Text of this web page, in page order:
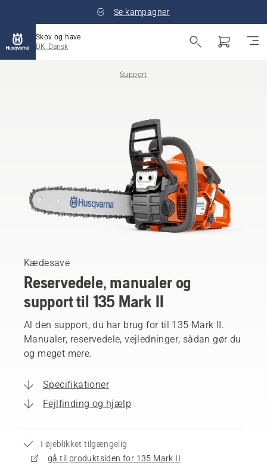
Se kampagner
Skov og have
DK, Dansk
Support
Kædesave
Reservedele, manualer og
support til 135 Mark II
Al den support, du har brug for til 135 Mark II.
Manualer, reservedele, vejledninger, sådan gør du
og meget mere.
Specifikationer
Fejlfinding og hjælp
I øjeblikket tilgængelig
gå til produktsiden for 135 Mark II